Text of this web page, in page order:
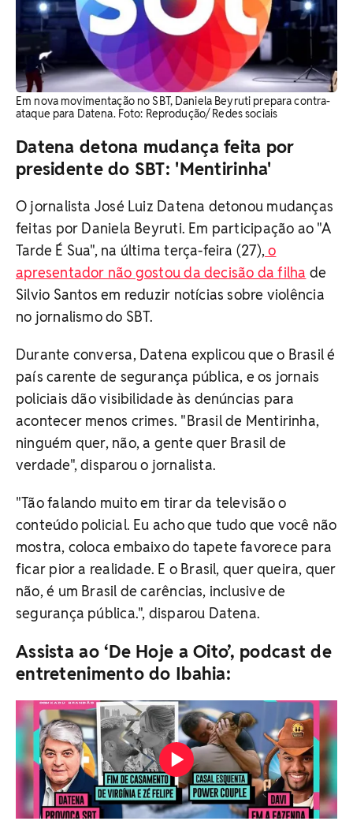
Em nova movimentação no SBT, Daniela Beyruti prepara contra-
ataque para Datena. Foto: Reprodução/ Redes sociais
Datena detona mudança feita por
presidente do SBT: 'Mentirinha'
O jornalista José Luiz Datena detonou mudanças
feitas por Daniela Beyruti. Em participação ao "A
Tarde É Sua", na última terça-feira (27), o
apresentador não gostou da decisão da filha de
Silvio Santos em reduzir notícias sobre violência
no jornalismo do SBT.
Durante conversa, Datena explicou que o Brasil é
país carente de segurança pública, e os jornais
policiais dão visibilidade às denúncias para
acontecer menos crimes. "Brasil de Mentirinha,
ninguém quer, não, a gente quer Brasil de
verdade", disparou o jornalista.
"Tão falando muito em tirar da televisão o
conteúdo policial. Eu acho que tudo que você não
mostra, coloca embaixo do tapete favorece para
ficar pior a realidade. E o Brasil, quer queira, quer
não, é um Brasil de carências, inclusive de
segurança pública.", disparou Datena.
Assista ao ‘De Hoje a Oito’, podcast de
entretenimento do Ibahia: